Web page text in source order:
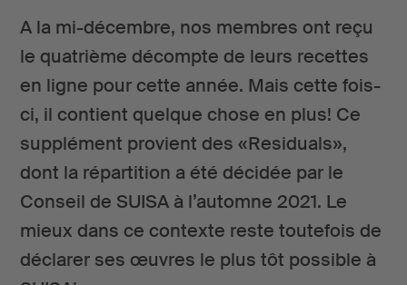
A la mi-décembre, nos membres ont reçu
le quatrième décompte de leurs recettes
en ligne pour cette année. Mais cette fois-
ci, il contient quelque chose en plus! Ce
supplément provient des «Residuals»,
dont la répartition a été décidée par le
Conseil de SUISA à l’automne 2021. Le
mieux dans ce contexte reste toutefois de
déclarer ses œuvres le plus tôt possible à